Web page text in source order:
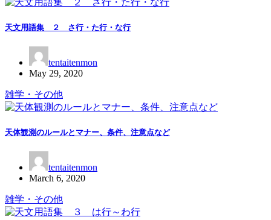
天文用語集 ２ さ行・た行・な行
tentaitenmon
May 29, 2020
雑学・その他
天体観測のルールとマナー、条件、注意点など
tentaitenmon
March 6, 2020
雑学・その他